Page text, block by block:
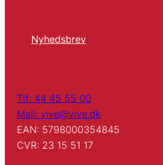
Nyhedsbrev
Tlf: 44 45 55 00
Mail: vive@vive.dk
EAN: 5798000354845
CVR: 23 15 51 17